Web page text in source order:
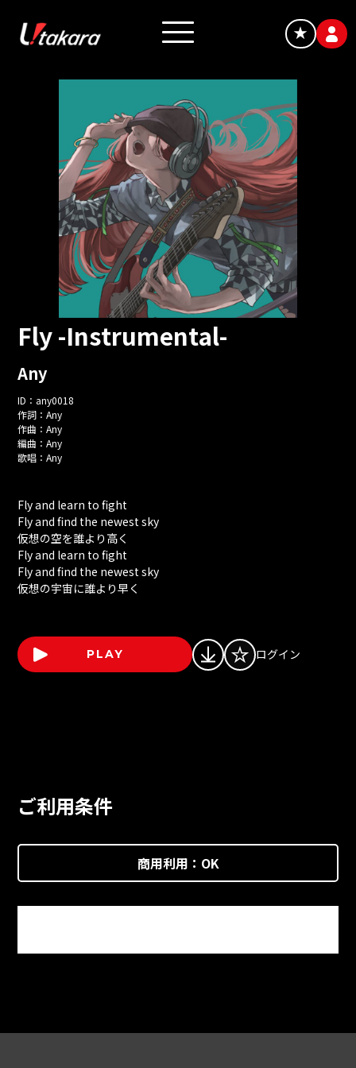
★
Fly -Instrumental-
Any
ID： any0018
作詞：Any
作曲：Any
編曲：Any
歌唱：Any
Fly and learn to fight
Fly and find the newest sky
仮想の空を誰より高く
Fly and learn to fight
Fly and find the newest sky
仮想の宇宙に誰より早く
PLAY ログイン
ご利用条件
商用利用： OK